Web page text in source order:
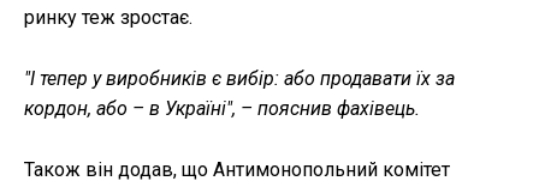
ринку теж зростає.
"І тепер у виробників є вибір: або продавати їх за
кордон, або – в Україні", – пояснив фахівець.
Також він додав, що Антимонопольний комітет